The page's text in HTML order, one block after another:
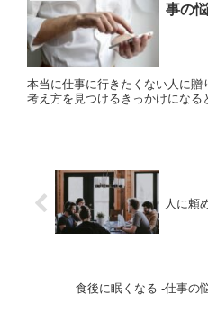
事の
本当に仕事に行きたくない人に
考え方を見つけるきっかけになる
人に頼
食後に眠くなる ‐仕事の